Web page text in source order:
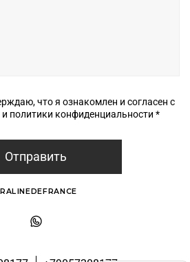
что я ознакомлен и согласен с
условиями оферты и политики конфиденциальности *
Отправить